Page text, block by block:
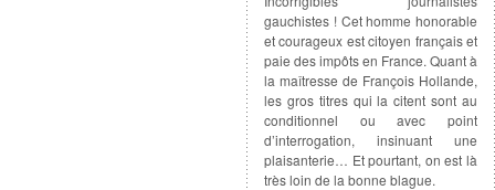
gauchistes ! Cet homme honorable
et courageux est citoyen français et
paie des impôts en France. Quant à
la maîtresse de François Hollande,
les gros titres qui la citent sont au
conditionnel ou avec point
d’interrogation, insinuant une
plaisanterie… Et pourtant, on est là
très loin de la bonne blague.